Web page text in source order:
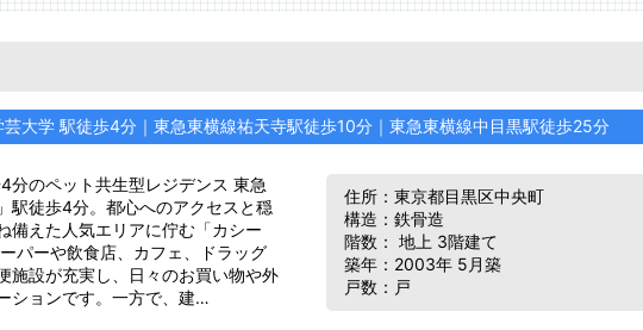
大学 駅徒歩4分｜東急東横線祐天寺駅徒歩10分｜東急東横線中目黒駅徒歩25分
分のペット共生型レジデンス 東急
駅徒歩4分。都心へのアクセスと穏
備えた人気エリアに佇む「カシー
パーや飲食店、カフェ、ドラッグ
施設が充実し、日々のお買い物や外
ションです。一方で、建…
住所：東京都目黒区中央町
構造：鉄骨造
階数： 地上 3階建て
築年：2003年 5月築
戸数：戸